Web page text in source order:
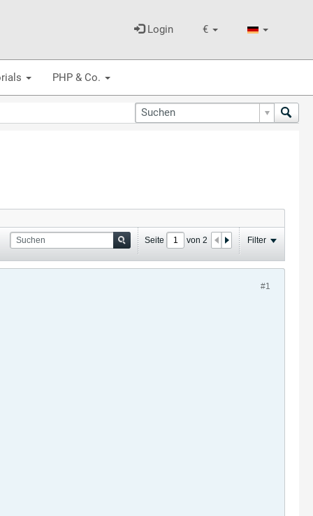
€
Login
PHP & Co.
Seite von 2 Filter
#1